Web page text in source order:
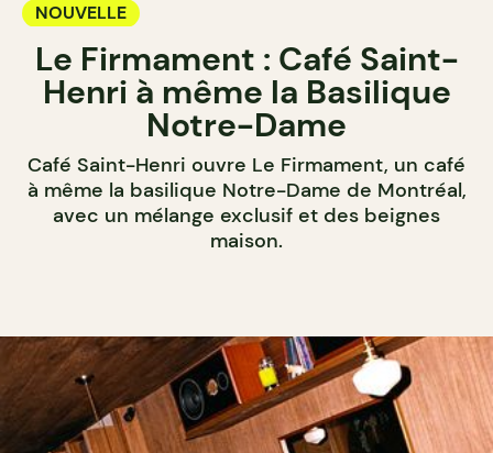
NOUVELLE
Le Firmament : Café Saint-
Henri à même la Basilique
Notre-Dame
Café Saint-Henri ouvre Le Firmament, un café
à même la basilique Notre-Dame de Montréal,
avec un mélange exclusif et des beignes
maison.